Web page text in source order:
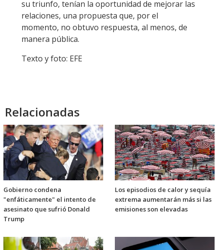
su triunfo, tenían la oportunidad de mejorar las
relaciones, una propuesta que, por el
momento, no obtuvo respuesta, al menos, de
manera pública.
Texto y foto: EFE
Relacionadas
Gobierno condena
"enfáticamente" el intento de
asesinato que sufrió Donald
Trump
Los episodios de calor y sequía
extrema aumentarán más si las
emisiones son elevadas